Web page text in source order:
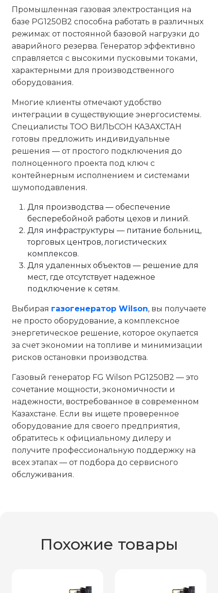
Промышленная газовая электростанция на
базе PG1250B2 способна работать в различных
режимах: от постоянной базовой нагрузки до
аварийного резерва. Генератор эффективно
справляется с высокими пусковыми токами,
характерными для производственного
оборудования.
Многие клиенты отмечают удобство
интеграции в существующие энергосистемы.
Специалисты ТОО ВИЛЬСОН КАЗАХСТАН
готовы предложить индивидуальные
решения — от простого подключения до
полноценного проекта под ключ с
контейнерным исполнением и системами
шумоподавления.
Для производства — обеспечение
бесперебойной работы цехов и линий.
Для инфраструктуры — питание больниц,
торговых центров, логистических
комплексов.
Для удаленных объектов — решение для
мест, где отсутствует надежное
подключение к сетям.
Выбирая газогенератор Wilson, вы получаете
не просто оборудование, а комплексное
энергетическое решение, которое окупается
за счет экономии на топливе и минимизации
рисков остановки производства.
Газовый генератор FG Wilson PG1250B2 — это
сочетание мощности, экономичности и
надежности, востребованное в современном
Казахстане. Если вы ищете проверенное
оборудование для своего предприятия,
обратитесь к официальному дилеру и
получите профессиональную поддержку на
всех этапах — от подбора до сервисного
обслуживания.
Похожие товары